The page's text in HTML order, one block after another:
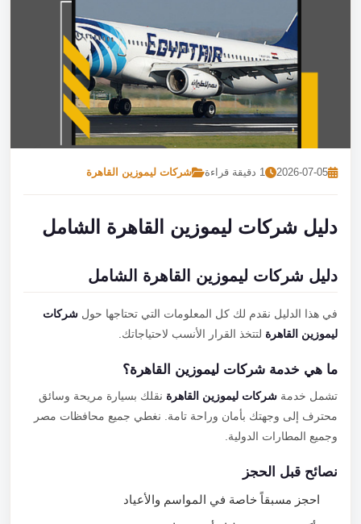
2026-07-05 1 دقيقة قراءة شركات ليموزين القاهرة
دليل شركات ليموزين القاهرة الشامل
دليل شركات ليموزين القاهرة الشامل
في هذا الدليل نقدم لك كل المعلومات التي تحتاجها حولشركات
ليموزين القاهرةلتتخذ القرار الأنسب لاحتياجاتك.
ما هي خدمة شركات ليموزين القاهرة؟
تشمل خدمةشركات ليموزين القاهرةنقلك بسيارة مريحة وسائق
محترف إلى وجهتك بأمان وراحة تامة. نغطي جميع محافظات مصر
وجميع المطارات الدولية.
نصائح قبل الحجز
احجز مسبقاً خاصة في المواسم والأعياد